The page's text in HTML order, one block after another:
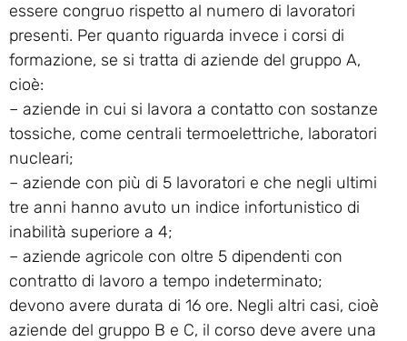
essere congruo rispetto al numero di lavoratori
presenti. Per quanto riguarda invece i corsi di
formazione, se si tratta di aziende del gruppo A,
cioè:
– aziende in cui si lavora a contatto con sostanze
tossiche, come centrali termoelettriche, laboratori
nucleari;
– aziende con più di 5 lavoratori e che negli ultimi
tre anni hanno avuto un indice infortunistico di
inabilità superiore a 4;
– aziende agricole con oltre 5 dipendenti con
contratto di lavoro a tempo indeterminato;
devono avere durata di 16 ore. Negli altri casi, cioè
aziende del gruppo B e C, il corso deve avere una